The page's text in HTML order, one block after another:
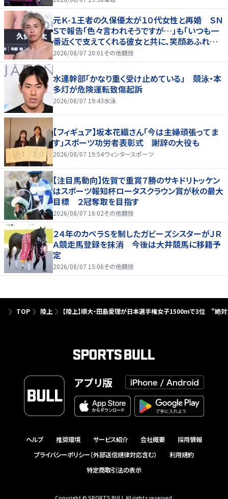
元Ｋ-１王者の久保優太が１０代女性と再婚 ＳＮ
Ｓで報告「色々言われそうですが…」も「いつも一
番近くで支えてくれる彼女と共に、笑顔あふれる
家庭を築いていきたい」
2026/08/07 20:01 その他競技
水連幹部「かなり重く受け止めている」 競泳・本
多灯が危険運転致傷起訴
2026/08/07 19:43水泳
【フィギュア】坂本花織さん「今は主婦頑張ってま
す」スポーツ功労者表彰式 謝辞の大役も
2026/08/07 19:54ウィンタースポーツ
【注目馬動向】佐賀で重賞７勝のサキドリトッケン
はスポーツ報知杯ロータスクラウン賞が秋の最大
目標 ２冠奪取を目指す
2026/08/07 16:02その他競技
２４年のカペラＳを制したガビーズシスターがＪＲ
Ａ競走馬登録を抹消 今後は大井競馬に移籍予
定
2026/08/07 15:06その他競技
TOP 陸上 【陸上】順大・田島愛理が日本選手権女子1500mで3位 "絶
アプリ版
ヘルプ 推奨環境 サービス紹介 会社概要
採用情報
プライバシーポリシー（外部送信規律対応含む）
利用規約
特定商取引法の表示